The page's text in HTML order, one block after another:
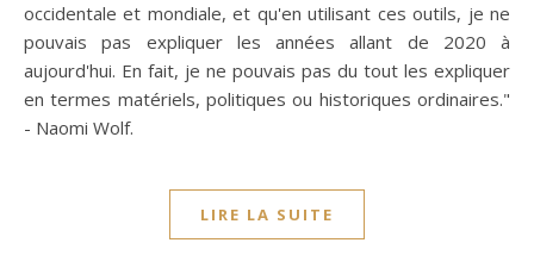
occidentale et mondiale, et qu'en utilisant ces outils, je ne
pouvais pas expliquer les années allant de 2020 à
aujourd'hui. En fait, je ne pouvais pas du tout les expliquer
en termes matériels, politiques ou historiques ordinaires."
- Naomi Wolf.
LIRE LA SUITE